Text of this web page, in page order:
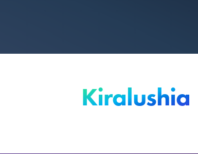
Kiralushia